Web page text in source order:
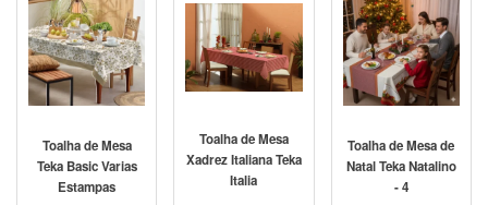
Toalha de Mesa
Teka Basic Varias
Estampas
Toalha de Mesa
Xadrez Italiana Teka
Italia
Toalha de Mesa de
Natal Teka Natalino
- 4